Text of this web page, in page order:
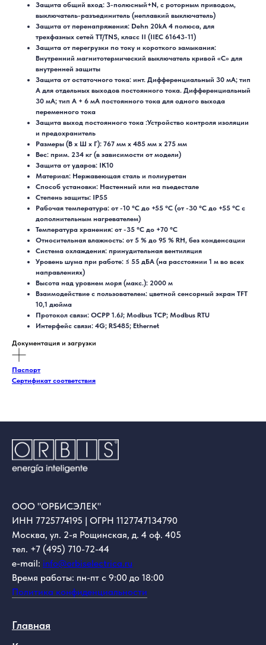
Защита общий вход: 3-полюсный+N, с роторным приводом,
выключатель-разъединитель (неплавкий выключатель)
Защита от перенапряжения: Dehn 20kA 4 полюса, для
трехфазных сетей TT/TNS, класс II (IIEC 61643-11)
Защита от перегрузки по току и короткого замыкания:
Внутренний магнитотермический выключатель кривой «C» для
внутренней защиты
Защита от остаточного тока: инт. Дифференциальный 30 мА; тип
A для отдельных выходов постоянного тока. Дифференциальный
30 мА; тип A + 6 мА постоянного тока для одного выхода
переменного тока
Защита выход постоянного тока :Устройство контроля изоляции
и предохранитель
Размеры (В x Ш x Г): 767 мм x 485 мм x 275 мм
Вес: прим. 234 кг (в зависимости от модели)
Защита от ударов: IK10
Материал: Нержавеющая сталь и полиуретан
Способ установки: Настенный или на пьедестале
Степень защиты: IP55
Рабочая температура: от -10 °C до +55 °C (от -30 °C до +55 °C с
дополнительным нагревателем)
Температура хранения: от -35 °C до +70 °C
Относительная влажность: от 5 % до 95 % RH, без конденсации
Система охлаждения: принудительная вентиляция
Уровень шума при работе: ≤ 55 дБА (на расстоянии 1 м во всех
направлениях)
Высота над уровнем моря (макс.): 2000 м
Взаимодействие с пользователем: цветной сенсорный экран TFT
10,1 дюйма
Протокол связи: OCPP 1.6J; Modbus TCP; Modbus RTU
Интерфейс связи: 4G; RS485; Ethernet
Документация и загрузки
Паспорт
Сертификат соответствия
ООО "ОРБИСЭЛЕК"
ИНН 7725774195 | ОГРН 1127747134790
Москва, ул. 2-я Рощинская, д. 4 оф. 405
тел. +7 (495) 710-72-44
e-mail: info@orbiselectrica.ru
Время работы: пн-пт с 9:00 до 18:00
Политика конфиденциальности
Главная